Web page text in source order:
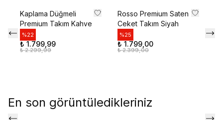
Kaplama Düğmeli
Premium Takım Kahve
%22
₺ 1.799,99
₺ 2.299,99
Rosso Premium Saten
Ceket Takım Siyah
%25
₺ 1.799,00
₺ 2.399,00
En son görüntüledikleriniz
Kayıt Ol
E-posta adresinizi girerek pazarlama ve tanıtım ile ilgili iletişim almayı kabul edersiniz ve
Gizlilik Politikamızı okuduğunuzu ve kabul ettiğinizi onaylarsınız.